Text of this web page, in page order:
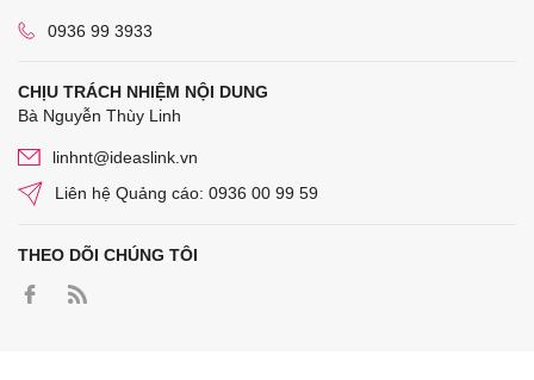
0936 99 3933
CHỊU TRÁCH NHIỆM NỘI DUNG
Bà Nguyễn Thùy Linh
linhnt@ideaslink.vn
Liên hệ Quảng cáo: 0936 00 99 59
THEO DÕI CHÚNG TÔI